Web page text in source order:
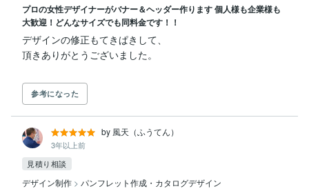
プロの女性デザイナーがバナー＆ヘッダー作ります 個人様も企業様も
大歓迎！どんなサイズでも同料金です！！
デザインの修正もてきぱきして、
参考になった
by 風天（ふうてん）
3年以上前
見積り相談
デザイン制作 > パンフレット作成・カタログデザイン